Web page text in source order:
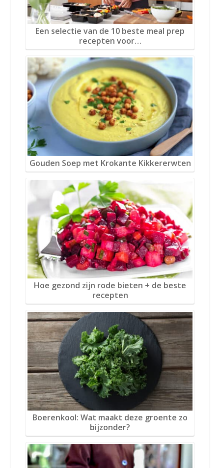
Een selectie van de 10 beste meal prep
recepten voor…
Gouden Soep met Krokante Kikkererwten
Hoe gezond zijn rode bieten + de beste
recepten
Boerenkool: Wat maakt deze groente zo
bijzonder?